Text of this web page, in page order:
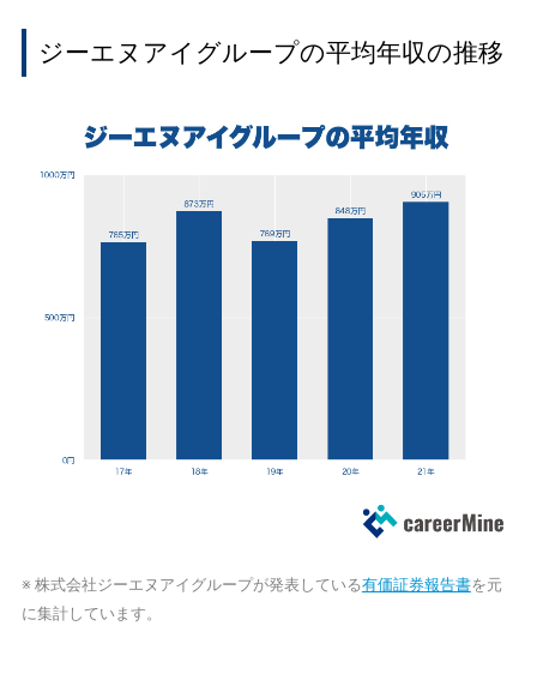
ジーエヌアイグループの平均年収の推移
※ 株式会社ジーエヌアイグループが発表している有価証券報告書を元
に集計しています。